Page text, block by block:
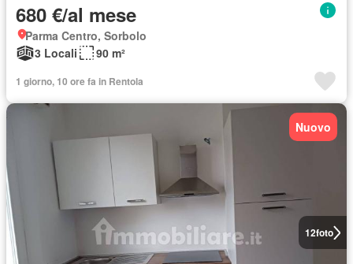
680 €/al mese
Parma Centro, Sorbolo
3 Locali
90 m²
1 giorno, 10 ore fa in Rentola
12foto
Nuovo